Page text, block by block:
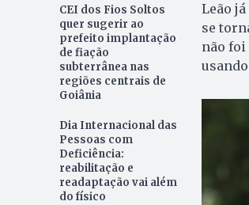
CEI dos Fios Soltos
quer sugerir ao
prefeito implantação
de fiação
subterrânea nas
regiões centrais de
Goiânia
Dia Internacional das
Pessoas com
Deficiência:
reabilitação e
readaptação vai além
do físico
Leão
se
não foi